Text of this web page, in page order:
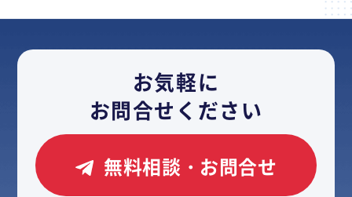
お気軽に
お問合せください
無料相談・お問合せ